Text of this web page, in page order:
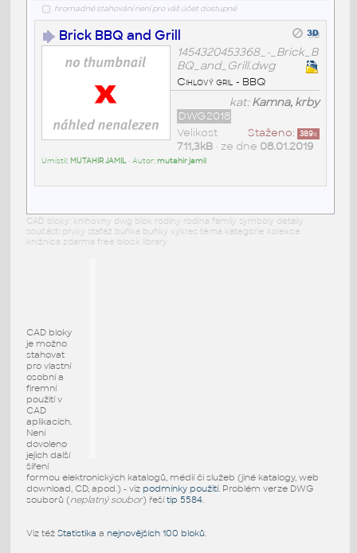
hromadné stahování není pro váš účet dostupné
Brick BBQ and Grill
1454320453368_-_Brick_B
BQ_and_Grill.dwg
Cihlový gril - BBQ
kat:Kamna, krby
DWG2018
Staženo: 389x
Velikost
711,3kB• ze dne 08.01.2019
Umístil: MUTAHIR JAMIL• Autor:mutahir jamil
CAD bloky: knihovny dwg blok rodiny rodina family symboly detaily
součásti prvky stafáž buňka buňky výkres téma kategorie kolekce
knižnica zdarma free block library
CAD bloky
je možno
stahovat
pro vlastní
osobní a
firemní
použití v
CAD
aplikacích.
Není
dovoleno
jejich další
šíření
formou elektronických katalogů, médií či služeb (jiné katalogy, web
download, CD, apod.) - viz podmínky použití. Problém verze DWG
souborů (neplatný soubor) řešítip 5584.
Viz též Statistika a nejnovějších 100 bloků.